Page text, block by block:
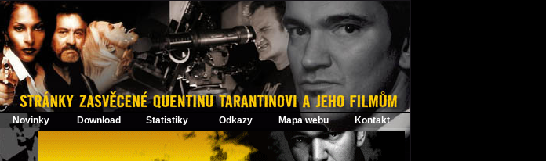
Novinky Download Statistiky Odkazy Mapa webu Kontakt